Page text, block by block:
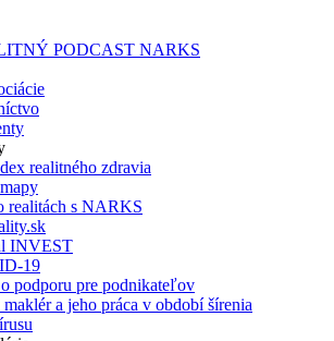
PODCAST NARKS
realitného zdravia
realitách s NARKS
INVEST
19
podporu pre podnikateľov
a jeho práca v období šírenia